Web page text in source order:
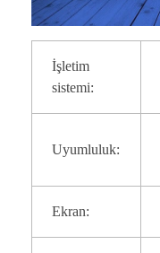
İşletim
sistemi:
Uyumluluk:
Ekran: